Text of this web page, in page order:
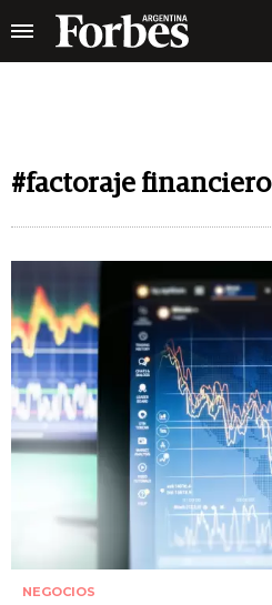
#factoraje financiero
NEGOCIOS